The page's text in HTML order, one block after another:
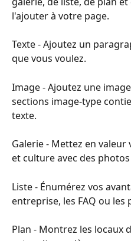
l'ajouter à votre page.
Texte - Ajoutez un
que vous voulez.
Image - Ajoutez une
sections image-type
texte.
Galerie - Mettez en
et culture avec des
Liste - Énumérez vos
entreprise, les FAQ ou les
Plan - Montrez les locaux